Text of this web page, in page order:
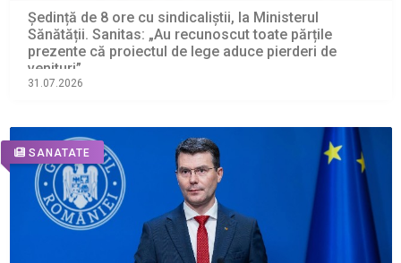
Ședință de 8 ore cu sindicaliștii, la Ministerul
Sănătății. Sanitas: „Au recunoscut toate părțile
prezente că proiectul de lege aduce pierderi de
venituri”
31.07.2026
SANATATE